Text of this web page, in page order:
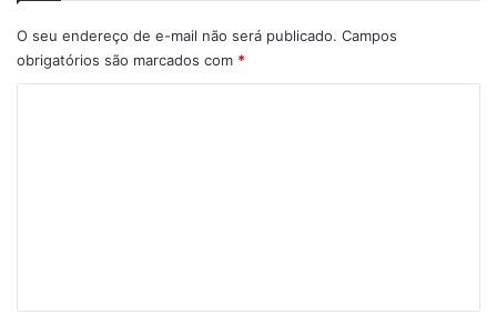
O seu endereço de e-mail não será publicado. Campos
obrigatórios são marcados com *